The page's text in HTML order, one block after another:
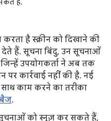
हैं.
है स्क्रीन को दिखाने की
देते हैं. सूचना बिंदु, उन सूचनाओं
उपयोगकर्ता ने अब तक
पर कार्रवाई नहीं की है. नई
काम करने का तरीका
.
सूचनाओं को स्नूज़ कर सकते हैं,